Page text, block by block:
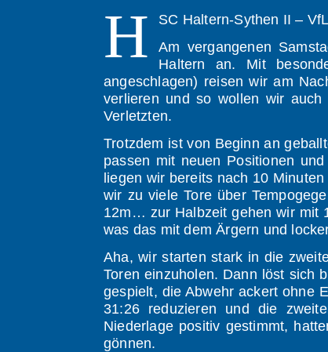
H
SC Haltern-Sythen II –
Am vergangenen
Haltern an. Mit
angeschlagen) reisen wir am
verlieren und so wollen wir
Verletzten.
Trotzdem ist von Beginn an
passen mit neuen Positionen
liegen wir bereits nach 10
wir zu viele Tore über
12m… zur Halbzeit gehen wir mit
was das mit dem Ärgern und
Aha, wir starten stark in die
Toren einzuholen. Dann löst sich
gespielt, die Abwehr ackert ohne
31:26 reduzieren und die
Niederlage positiv gestimmt,
gönnen.